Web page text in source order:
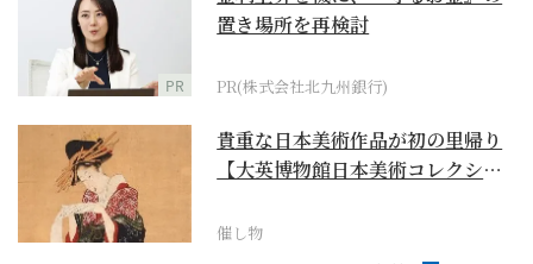
PR
置き場所を再検討
PR(株式会社北九州銀行)
貴重な日本美術作品が初の里帰り
【大英博物館日本美術コレクショ
催し物